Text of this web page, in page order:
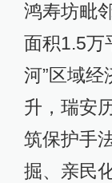
鸿寿坊毗
面积1.5万
河”区域经
升，瑞安
筑保护手
掘、亲民